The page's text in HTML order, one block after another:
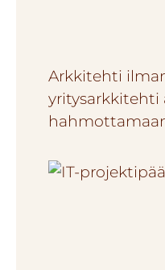
Arkkitehti
yritysarkkitehti